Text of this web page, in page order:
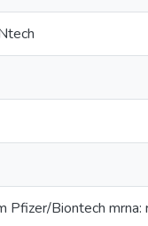
Pfizer/Biontech